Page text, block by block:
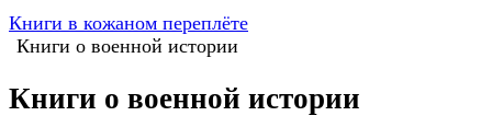
Книги в кожаном переплёте
Книги о военной истории
Книги о военной истории